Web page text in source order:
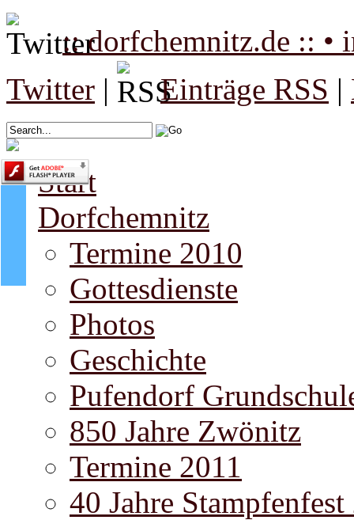
:: dorfchemnitz.de :: •
Twitter | Einträge RSS |
Start
Dorfchemnitz
Termine 2010
Gottesdienste
Photos
Geschichte
Pufendorf
850 Jahre Zwönitz
Termine 2011
40 Jahre Stampfenfest